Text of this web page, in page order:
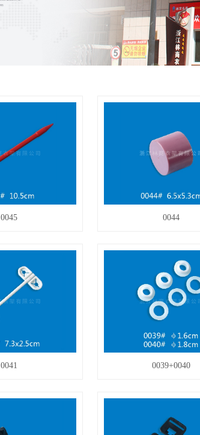
0045 0044
0041 0039+0040